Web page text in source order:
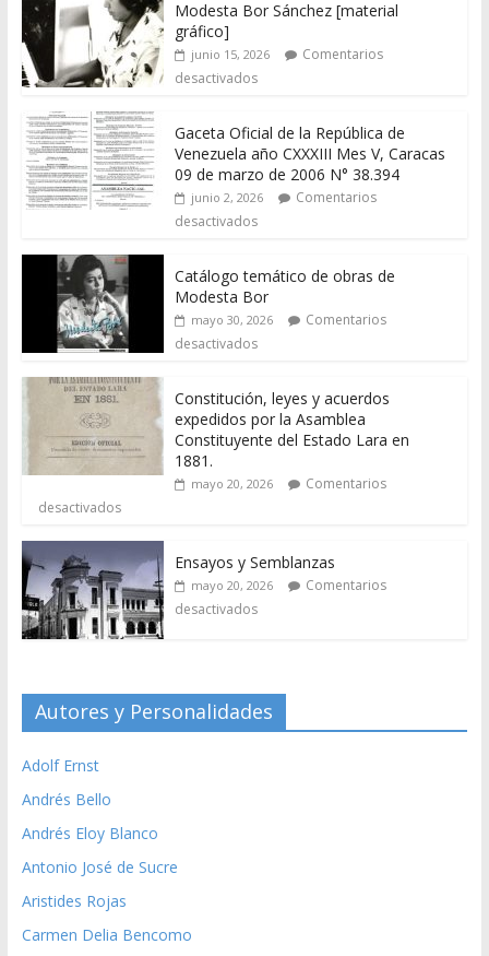
Modesta Bor Sánchez [material
gráfico]
junio 15, 2026
Comentarios
desactivados
Gaceta Oficial de la República de
Venezuela año CXXXIII Mes V, Caracas
09 de marzo de 2006 N° 38.394
junio 2, 2026
Comentarios
desactivados
Catálogo temático de obras de
Modesta Bor
mayo 30, 2026
Comentarios
desactivados
Constitución, leyes y acuerdos
expedidos por la Asamblea
Constituyente del Estado Lara en
1881.
mayo 20, 2026
Comentarios
desactivados
Ensayos y Semblanzas
mayo 20, 2026
Comentarios
desactivados
Autores y Personalidades
Adolf Ernst
Andrés Bello
Andrés Eloy Blanco
Antonio José de Sucre
Aristides Rojas
Carmen Delia Bencomo